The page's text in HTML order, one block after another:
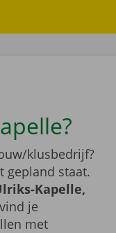
klusbedrijf?
gepland staat.
Kapelle,
je
met